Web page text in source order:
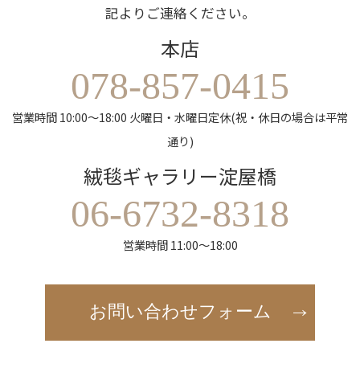
記よりご連絡ください。
本店
078-857-0415
営業時間 10:00～18:00 火曜日・水曜日定休(祝・休日の場合は平常
通り)
絨毯ギャラリー淀屋橋
06-6732-8318
営業時間 11:00～18:00
お問い合わせフォーム